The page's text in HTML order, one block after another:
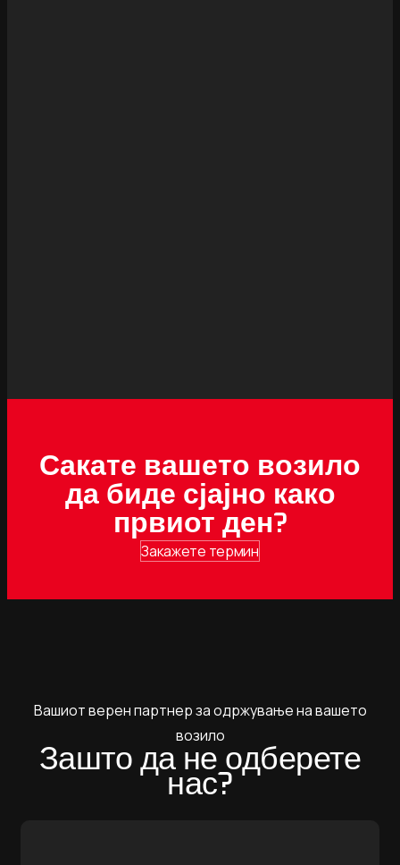
Сакате вашето возило
да биде сјајно како
првиот ден?
Закажете термин
Вашиот верен партнер за одржување на вашето
возило
Зашто да не одберете
нас?